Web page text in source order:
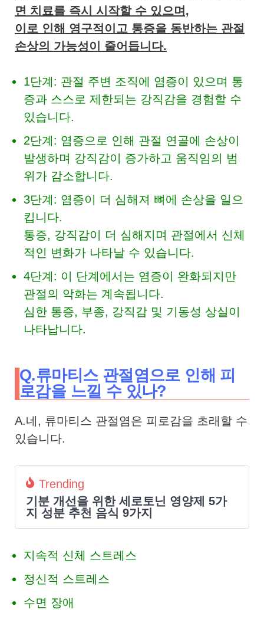
면 치료를 즉시 시작할 수 있으며,
이로 인해 영구적이고 통증을 동반하는 관절
손상의 가능성이 줄어듭니다.
1단계: 관절 주변 조직에 염증이 있으며 통
증과 스스로 제한되는 강직감을 경험할 수
있습니다.
2단계: 염증으로 인해 관절 연골에 손상이
발생하며 강직감이 증가하고 움직임의 범
위가 감소합니다.
3단계: 염증이 더 심해져 뼈에 손상을 일으
킵니다.
통증, 강직감이 더 심해지며 관절에서 신체
적인 변화가 나타날 수 있습니다.
4단계: 이 단계에서는 염증이 완화되지만
관절의 악화는 계속됩니다.
심한 통증, 부종, 강직감 및 기동성 상실이
나타납니다.
Q.류마티스 관절염으로 인해 피
로감을 느낄 수 있나?
A.네, 류마티스 관절염은 피로감을 초래할 수
있습니다.
Trending
기분 개선을 위한 세로토닌 영양제 5가
지 성분 추천 음식 9가지
지속적 신체 스트레스
정신적 스트레스
수면 장애